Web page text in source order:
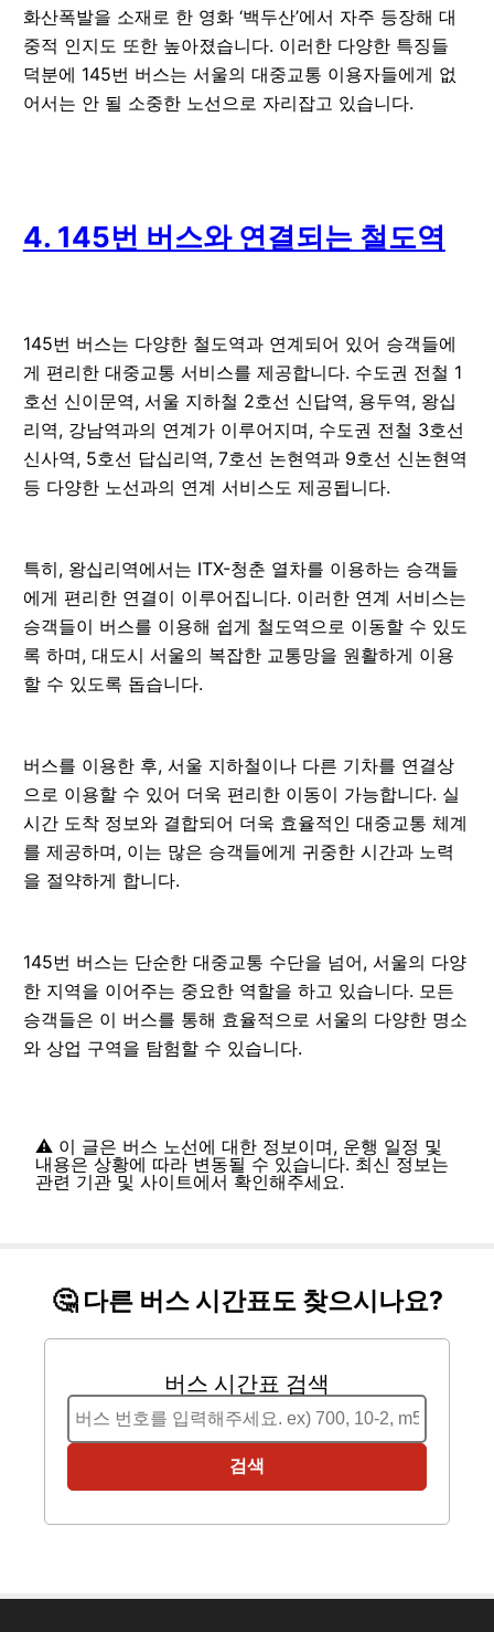
화산폭발을 소재로 한 영화 ‘백두산’에서 자주 등장해 대
중적 인지도 또한 높아졌습니다. 이러한 다양한 특징들
덕분에 145번 버스는 서울의 대중교통 이용자들에게 없
어서는 안 될 소중한 노선으로 자리잡고 있습니다.
4. 145번 버스와 연결되는 철도역
145번 버스는 다양한 철도역과 연계되어 있어 승객들에
게 편리한 대중교통 서비스를 제공합니다. 수도권 전철 1
호선 신이문역, 서울 지하철 2호선 신답역, 용두역, 왕십
리역, 강남역과의 연계가 이루어지며, 수도권 전철 3호선
신사역, 5호선 답십리역, 7호선 논현역과 9호선 신논현역
등 다양한 노선과의 연계 서비스도 제공됩니다.
특히, 왕십리역에서는 ITX-청춘 열차를 이용하는 승객들
에게 편리한 연결이 이루어집니다. 이러한 연계 서비스는
승객들이 버스를 이용해 쉽게 철도역으로 이동할 수 있도
록 하며, 대도시 서울의 복잡한 교통망을 원활하게 이용
할 수 있도록 돕습니다.
버스를 이용한 후, 서울 지하철이나 다른 기차를 연결상
으로 이용할 수 있어 더욱 편리한 이동이 가능합니다. 실
시간 도착 정보와 결합되어 더욱 효율적인 대중교통 체계
를 제공하며, 이는 많은 승객들에게 귀중한 시간과 노력
을 절약하게 합니다.
145번 버스는 단순한 대중교통 수단을 넘어, 서울의 다양
한 지역을 이어주는 중요한 역할을 하고 있습니다. 모든
승객들은 이 버스를 통해 효율적으로 서울의 다양한 명소
와 상업 구역을 탐험할 수 있습니다.
⚠️ 이 글은 버스 노선에 대한 정보이며, 운행 일정 및
내용은 상황에 따라 변동될 수 있습니다. 최신 정보는
관련 기관 및 사이트에서 확인해주세요.
🤔 다른 버스 시간표도 찾으시나요?
버스 시간표 검색
검색